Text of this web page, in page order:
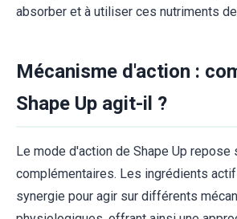
absorber et à utiliser ces nutriments
Mécanisme d'action :
Shape Up agit-il ?
Le mode d'action de Shape Up repose
complémentaires. Les ingrédients
synergie pour agir sur différents